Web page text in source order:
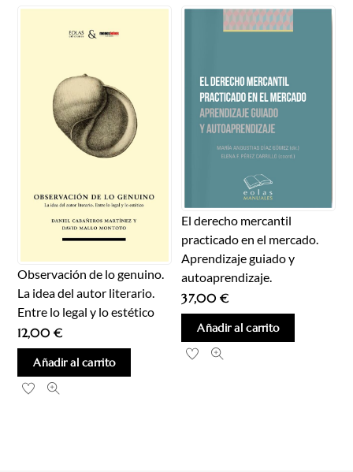
los
últimos
Observación de lo genuino.
La idea del autor literario.
Entre lo legal y lo estético
12,00€
Añadir al carrito
El derecho mercantil
practicado en el mercado.
Aprendizaje guiado y
autoaprendizaje.
37,00€
Añadir al carrito